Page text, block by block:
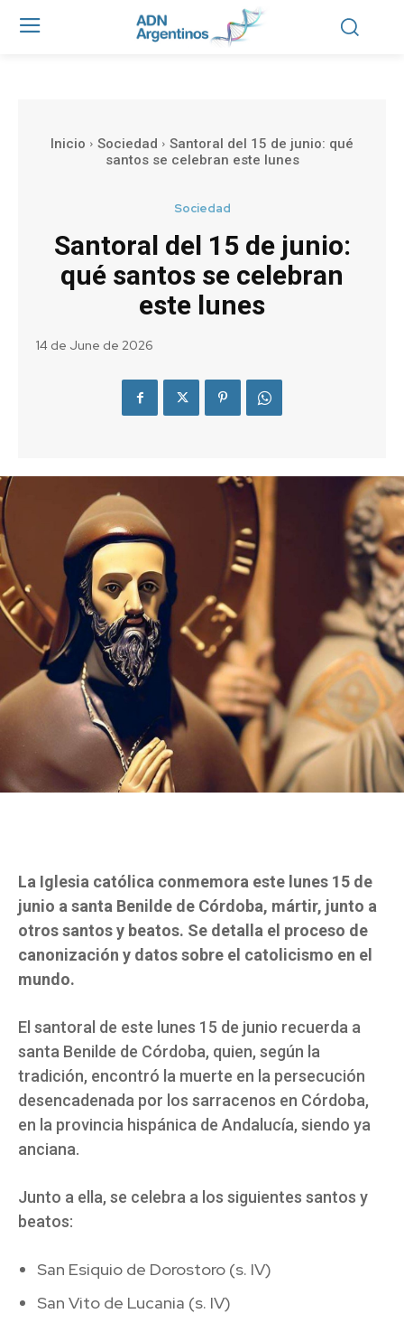
Inicio Sociedad
Santoral del 15 de junio: qué
santos se celebran este lunes
Sociedad
Santoral del 15 de junio:
qué santos se celebran
este lunes
14 de June de 2026
La Iglesia católica conmemora este lunes 15 de
junio a santa Benilde de Córdoba, mártir, junto a
otros santos y beatos. Se detalla el proceso de
canonización y datos sobre el catolicismo en el
mundo.
El santoral de este lunes 15 de junio recuerda a
santa Benilde de Córdoba, quien, según la
tradición, encontró la muerte en la persecución
desencadenada por los sarracenos en Córdoba,
en la provincia hispánica de Andalucía, siendo ya
anciana.
Junto a ella, se celebra a los siguientes santos y
beatos:
San Esiquio de Dorostoro (s. IV)
San Vito de Lucania (s. IV)